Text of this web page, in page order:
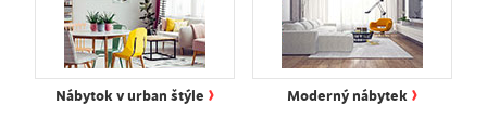
Nábytok v urban štýle › Moderný nábytek ›